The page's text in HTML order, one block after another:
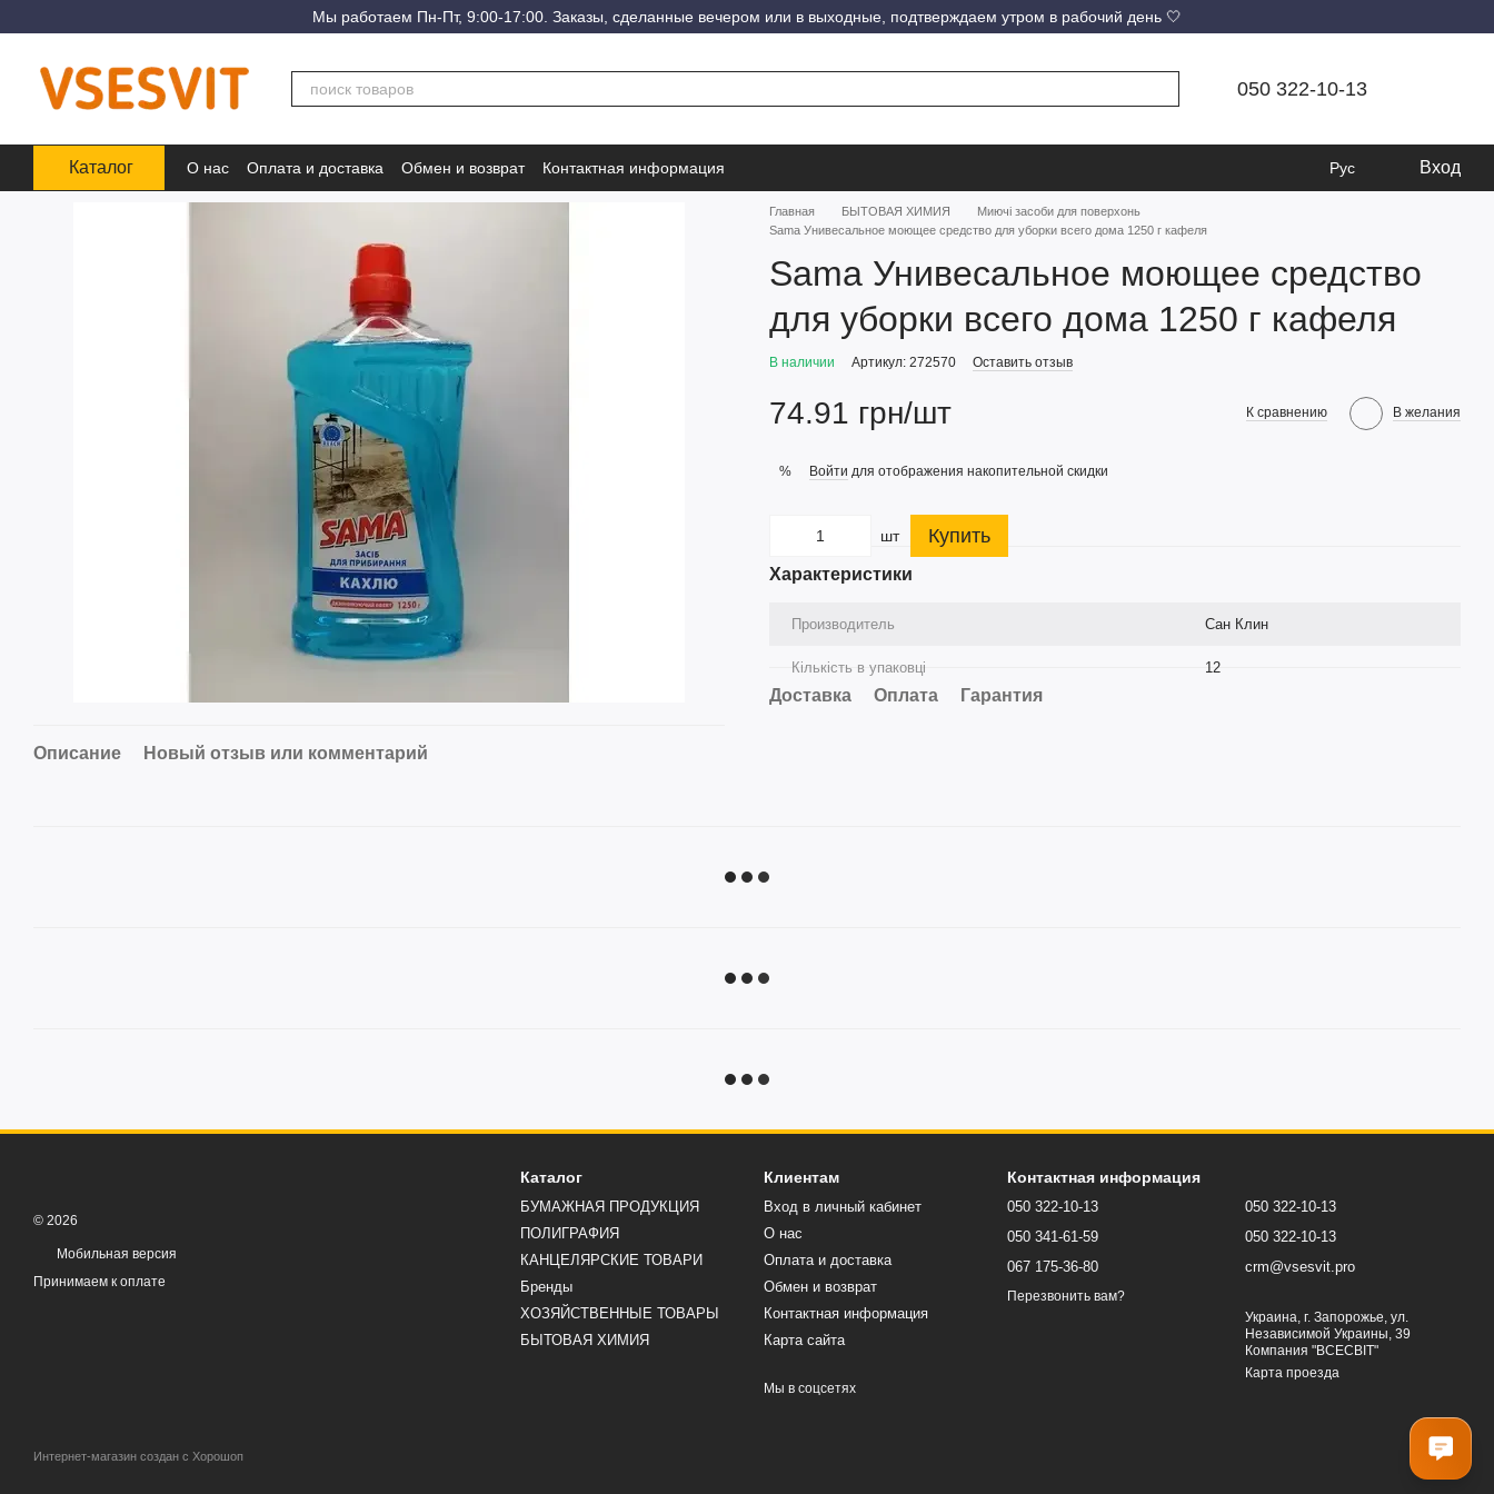
Мы работаем Пн-Пт, 9:00-17:00. Заказы, сделанные вечером или в выходные, подтверждаем утром в рабочий день 🤍
050 322-10-13
Каталог О нас Оплата и доставка Обмен и возврат Контактная информация Рус Вход
Описание Новый отзыв или комментарий
Главная БЫТОВАЯ ХИМИЯ
Миючі засоби для поверхонь
Sama Унивесальное моющее средство для уборки всего дома 1250 г кафеля
Sama Унивесальное моющее средство
для уборки всего дома 1250 г кафеля
В наличии Артикул: 272570 Оставить отзыв
74.91 грн/шт К сравнению В желания
% Войти для отображения накопительной скидки
шт Купить
Характеристики
Производитель Сан Клин
Кількість в упаковці 12
Доставка Оплата Гарантия
© 2026
Мобильная версия
Принимаем к оплате
Интернет-магазин создан с Хорошоп
Каталог
БУМАЖНАЯ ПРОДУКЦИЯ
ПОЛИГРАФИЯ
КАНЦЕЛЯРСКИЕ ТОВАРИ
Бренды
ХОЗЯЙСТВЕННЫЕ ТОВАРЫ
БЫТОВАЯ ХИМИЯ
Клиентам
Вход в личный кабинет
О нас
Оплата и доставка
Обмен и возврат
Контактная информация
Карта сайта
Мы в соцсетях
Контактная информация
050 322-10-13
050 341-61-59
067 175-36-80
Перезвонить вам?
050 322-10-13
050 322-10-13
crm@vsesvit.pro
Украина, г. Запорожье, ул.
Независимой Украины, 39
Компания "ВСЕСВІТ"
Карта проезда